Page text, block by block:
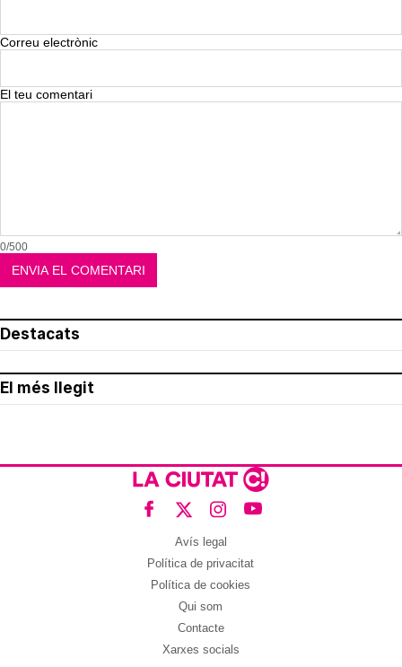
Correu electrònic
El teu comentari
0/500
Destacats
El més llegit
Avís legal
Política de privacitat
Política de cookies
Qui som
Contacte
Xarxes socials